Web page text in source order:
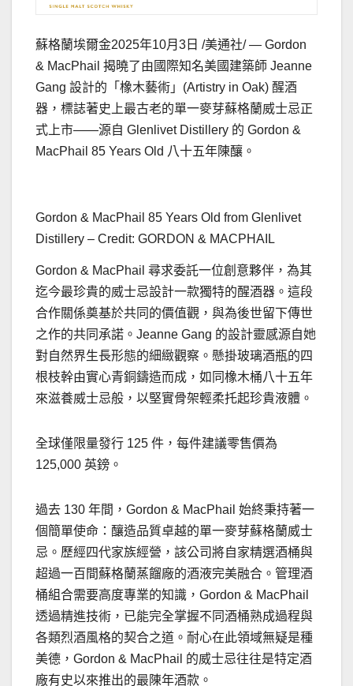
蘇格蘭埃爾金2025年10月3日 /美通社/ — Gordon
& MacPhail 揭曉了由國際知名美國建築師 Jeanne
Gang 設計的「橡木藝術」(Artistry in Oak) 醒酒
器，標誌著史上最古老的單一麥芽蘇格蘭威士忌正
式上市——源自 Glenlivet Distillery 的 Gordon &
MacPhail 85 Years Old 八十五年陳釀。
Gordon & MacPhail 85 Years Old from Glenlivet
Distillery – Credit: GORDON & MACPHAIL
Gordon & MacPhail 尋求委託一位創意夥伴，為其
迄今最珍貴的威士忌設計一款獨特的醒酒器。這段
合作關係奠基於共同的價值觀，與為後世留下傳世
之作的共同承諾。Jeanne Gang 的設計靈感源自她
對自然界生長形態的細緻觀察。懸掛玻璃酒瓶的四
根枝幹由實心青銅鑄造而成，如同橡木桶八十五年
來滋養威士忌般，以堅實骨架輕柔托起珍貴液體。
全球僅限量發行 125 件，每件建議零售價為
125,000 英鎊。
過去 130 年間，Gordon & MacPhail 始終秉持著一
個簡單使命：釀造品質卓越的單一麥芽蘇格蘭威士
忌。歷經四代家族經營，該公司將自家精選酒桶與
超過一百間蘇格蘭蒸餾廠的酒液完美融合。管理酒
桶組合需要高度專業的知識，Gordon & MacPhail
透過精進技術，已能完全掌握不同酒桶熟成過程與
各類烈酒風格的契合之道。耐心在此領域無疑是種
美德，Gordon & MacPhail 的威士忌往往是特定酒
廠有史以來推出的最陳年酒款。